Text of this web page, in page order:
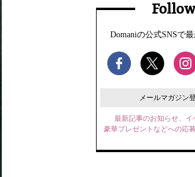
Domaniの公式SNSで
メールマガジン
最新記事のお知らせ、イ
豪華プレゼントなどへの応